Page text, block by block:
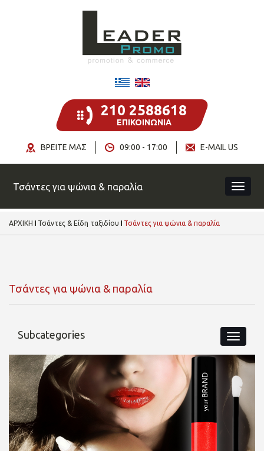
210 2588618
ΕΠΙΚΟΙΝΩΝΙΑ
E-MAIL US
09:00 - 17:00
ΒΡΕΙΤΕ ΜΑΣ
Τσάντες για ψώνια & παραλία
ΑΡΧΙΚΗ Τσάντες & Είδη ταξιδίου Τσάντες για ψώνια & παραλία
Τσάντες για ψώνια & παραλία
Subcategories